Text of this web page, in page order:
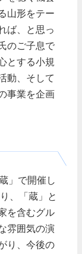
山形をテー
ば、と思っ
のご子息で
とする小規
動、そして
事業を企画
」で開催し
、「蔵」と
を含むグル
雰囲気の演
り、今後の